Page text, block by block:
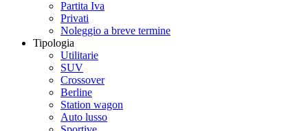
Partita Iva
Privati
Noleggio a breve termine
Tipologia
Utilitarie
SUV
Crossover
Berline
Station wagon
Auto lusso